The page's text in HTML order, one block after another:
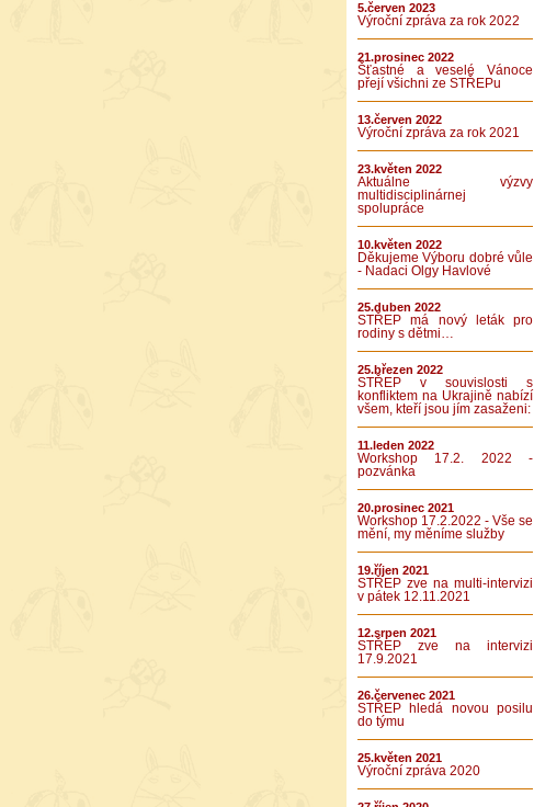
5.červen 2023
Výroční zpráva za rok 2022
21.prosinec 2022
Šťastné a veselé Vánoce
přejí všichni ze STŘEPu
13.červen 2022
Výroční zpráva za rok 2021
23.květen 2022
Aktuálne výzvy
multidisciplinárnej
spolupráce
10.květen 2022
Děkujeme Výboru dobré vůle
- Nadaci Olgy Havlové
25.duben 2022
STŘEP má nový leták pro
rodiny s dětmi…
25.březen 2022
STŘEP v souvislosti s
konfliktem na Ukrajině nabízí
všem, kteří jsou jím zasaženi:
11.leden 2022
Workshop 17.2. 2022 -
pozvánka
20.prosinec 2021
Workshop 17.2.2022 - Vše se
mění, my měníme služby
19.říjen 2021
STŘEP zve na multi-intervizi
v pátek 12.11.2021
12.srpen 2021
STŘEP zve na intervizi
17.9.2021
26.červenec 2021
STŘEP hledá novou posilu
do týmu
25.květen 2021
Výroční zpráva 2020